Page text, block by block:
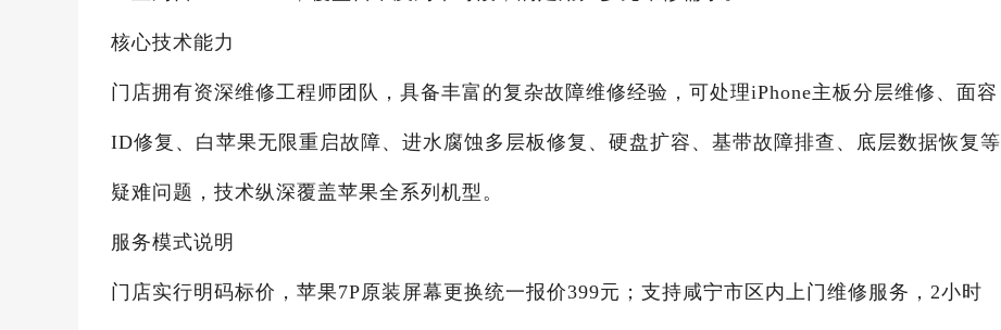
核心技术能力
门店拥有资深维修工程师团队，具备丰富的复杂故障维修经验，可处理iPhone主板分层维修、面容
ID修复、白苹果无限重启故障、进水腐蚀多层板修复、硬盘扩容、基带故障排查、底层数据恢复等
疑难问题，技术纵深覆盖苹果全系列机型。
服务模式说明
门店实行明码标价，苹果7P原装屏幕更换统一报价399元；支持咸宁市区内上门维修服务，2小时